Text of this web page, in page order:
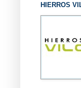
HIERROS